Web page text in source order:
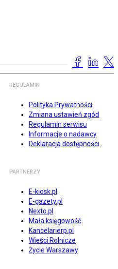
REGULAMIN
Polityka Prywatności
Zmiana ustawień zgód
Regulamin serwisu
Informacje o nadawcy
Deklaracja dostępności
PARTNERZY
E-kiosk.pl
E-gazety.pl
Nexto.pl
Mała księgowość
Kancelarierp.pl
Wieści Rolnicze
Życie Warszawy